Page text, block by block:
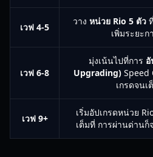
เวฟ 4-5
วาง หน่วย Rio 5 ตัวที่
เพิ่มระยะ
เวฟ 6-8
มุ่งเน้นไปที่การ
Upgrading) Speed
เกรดจนเ
เวฟ 9+
เริ่มอัปเกรดหน่วย
เต็มที่ การผ่านด่าน